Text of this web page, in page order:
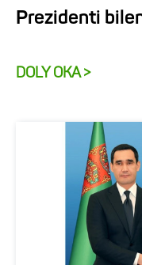
Prezidenti
DOLY OKA >